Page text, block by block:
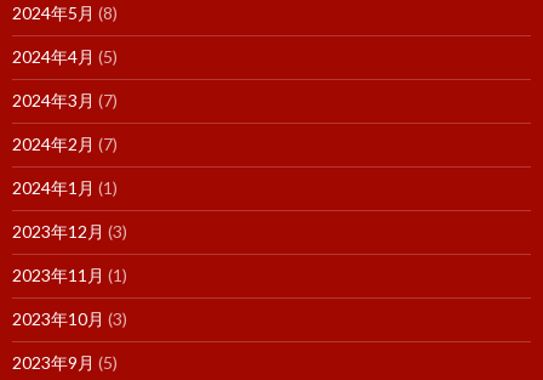
2024年5月 (8)
2024年4月 (5)
2024年3月 (7)
2024年2月 (7)
2024年1月 (1)
2023年12月 (3)
2023年11月 (1)
2023年10月 (3)
2023年9月 (5)